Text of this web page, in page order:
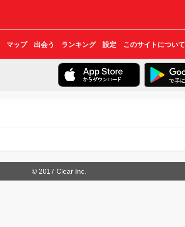
マップ 出会う ランキング 設定 このサイトについて
© 2017 Clear Inc.